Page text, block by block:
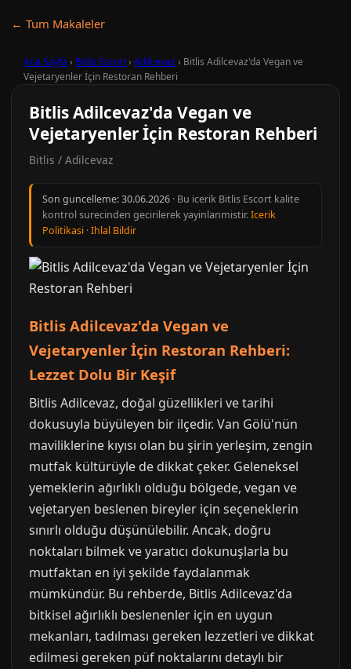
← Tum Makaleler
Ana Sayfa › Bitlis Escort› Adilcevaz› Bitlis Adilcevaz'da Vegan ve
Vejetaryenler İçin Restoran Rehberi
Bitlis Adilcevaz'da Vegan ve
Vejetaryenler İçin Restoran Rehberi
Bitlis / Adilcevaz
Son guncelleme:30.06.2026 · Bu icerik Bitlis Escort kalite
kontrol surecinden gecirilerek yayinlanmistir.Icerik
Politikasi ·Ihlal Bildir
Bitlis Adilcevaz'da Vegan ve
Vejetaryenler İçin Restoran Rehberi:
Lezzet Dolu Bir Keşif
Bitlis Adilcevaz, doğal güzellikleri ve tarihi
dokusuyla büyüleyen bir ilçedir. Van Gölü'nün
maviliklerine kıyısı olan bu şirin yerleşim, zengin
mutfak kültürüyle de dikkat çeker. Geleneksel
yemeklerin ağırlıklı olduğu bölgede, vegan ve
vejetaryen beslenen bireyler için seçeneklerin
sınırlı olduğu düşünülebilir. Ancak, doğru
noktaları bilmek ve yaratıcı dokunuşlarla bu
mutfaktan en iyi şekilde faydalanmak
mümkündür. Bu rehberde, Bitlis Adilcevaz'da
bitkisel ağırlıklı beslenenler için en uygun
mekanları, tadılması gereken lezzetleri ve dikkat
edilmesi gereken püf noktalarını detaylı bir